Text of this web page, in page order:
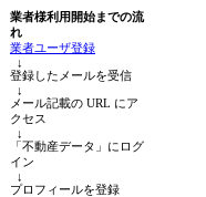
業者様利用開始までの流
れ
業者ユーザ登録
↓
登録したメールを受信
↓
メール記載の URL にア
クセス
↓
「不動産データ」にログ
イン
↓
プロフィールを登録